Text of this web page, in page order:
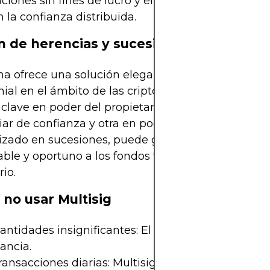
la confianza distribuida.
de herencias y sucesiones
ofrece una solución elegante para la
en el ámbito de las criptomonedas. Un
en poder del propietario del activo, otra en
de confianza y otra en poder de un abogado
en sucesiones, puede garantizar un acceso
y oportuno a los fondos tras el fallecimiento
usar Multisig
insignificantes: El esfuerzo puede no
diarias: Multisig puede ralentizar el